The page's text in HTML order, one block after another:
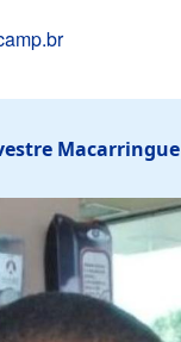
Macarringue